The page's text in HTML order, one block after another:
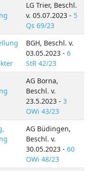
LG Trier, Beschl.
v. 05.07.2023 - 5
Qs 69/23
BGH, Beschl. v.
03.05.2023 - 6
StR 42/23
AG Borna,
Beschl. v.
23.5.2023 - 3
OWi 43/23
AG Büdingen,
Beschl. v.
30.05.2023 - 60
OWi 48/23